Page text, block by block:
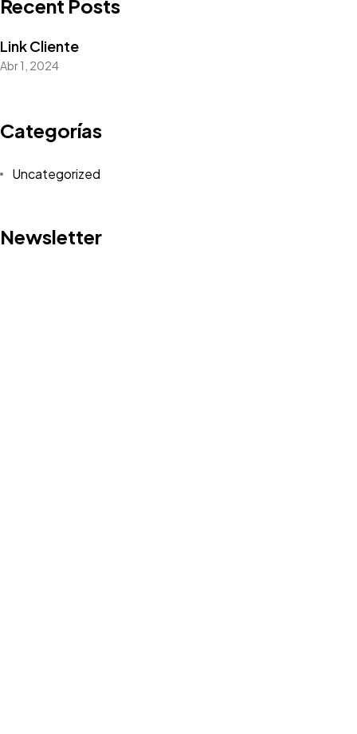
Recent Posts
Link Cliente
Abr 1, 2024
Categorías
Uncategorized
Newsletter